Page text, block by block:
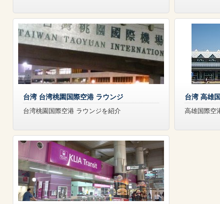
台湾 台湾桃園国際空港 ラウンジ
台湾桃園国際空港 ラウンジを紹介
台湾 高雄
高雄国際空